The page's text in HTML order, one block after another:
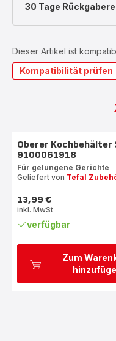
30 Tage
Dieser Artikel ist
Kompatibilität prüfen
Zum
Oberer Kochbehälter
9100061918
Für gelungene Gerichte
Geliefert von Tefal
Preis
13,99 €
inkl. MwSt
verfügbar